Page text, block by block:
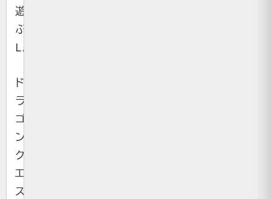
遊
ぶ
LARP。
ド
ラ
ゴ
ン
ク
エ
ス